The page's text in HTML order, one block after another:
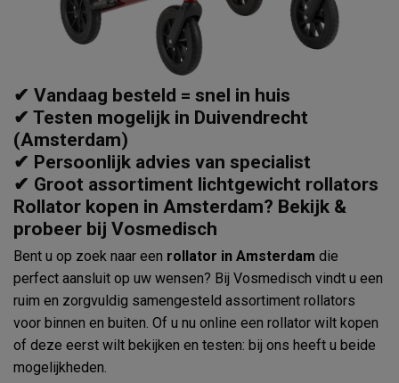
✔ Vandaag besteld = snel in huis
✔ Testen mogelijk in Duivendrecht
(Amsterdam)
✔ Persoonlijk advies van specialist
✔ Groot assortiment lichtgewicht rollators
Rollator kopen in Amsterdam? Bekijk &
probeer bij Vosmedisch
Bent u op zoek naar een rollator in Amsterdam die
perfect aansluit op uw wensen? Bij Vosmedisch vindt u een
ruim en zorgvuldig samengesteld assortiment rollators
voor binnen en buiten. Of u nu online een rollator wilt kopen
of deze eerst wilt bekijken en testen: bij ons heeft u beide
mogelijkheden.